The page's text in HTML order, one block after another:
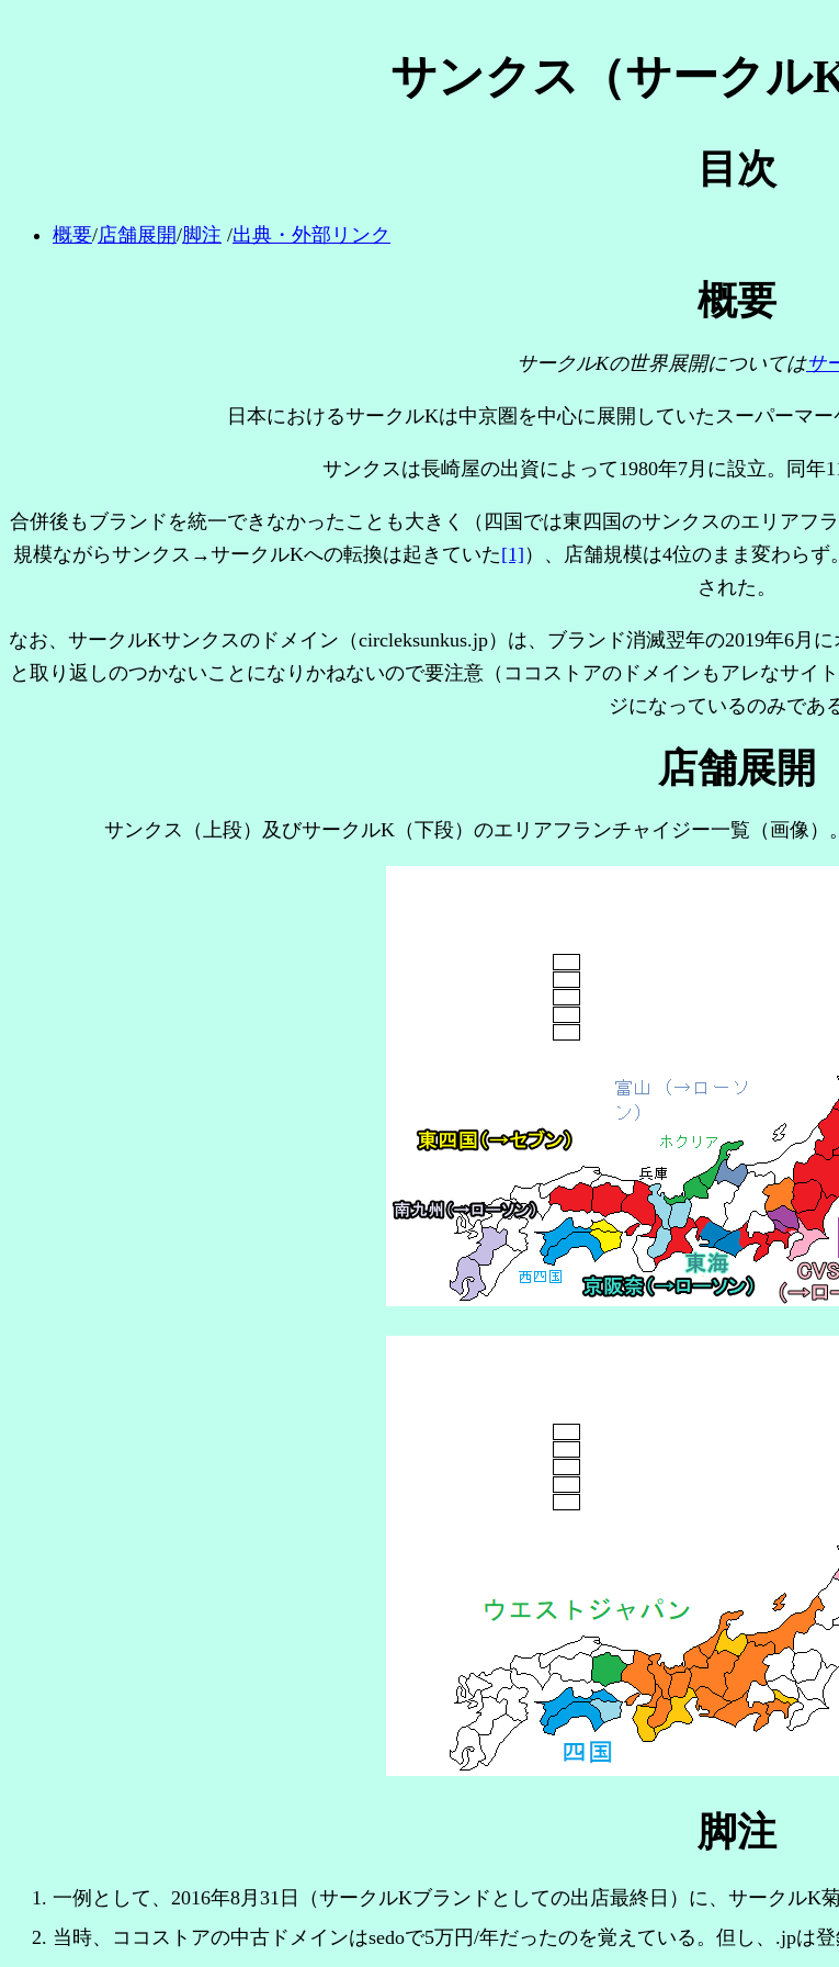
サンクス（サークル
目次
概要/店舗展開/脚注 /出典・外部リンク
概要
サークルKの世界展開についてはサ
日本におけるサークルKは中京圏を中心に展開していたスーパーマー
サンクスは長崎屋の出資によって1980年7月に設立。同年
合併後もブランドを統一できなかったことも大きく（四国では東四国のサンクスのエリアフ
規模ながらサンクス→サークルKへの転換は起きていた[1] ）、店舗規模は4位のまま変わらず
された。
なお、サークルKサンクスのドメイン（circleksunkus.jp）は、ブランド消滅翌年の2019年6月
と取り返しのつかないことになりかねないので要注意（ココストアのドメインもアレなサイ
ジになっているのみであ
店舗展開
サンクス（上段）及びサークルK（下段）のエリアフランチャイジー一覧（画像）
脚注
一例として、2016年8月31日（サークルKブランドとしての出店最終日）に、サークルK
当時、ココストアの中古ドメインはsedoで5万円/年だったのを覚えている。但し、.jpは